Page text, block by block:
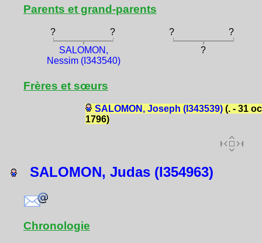
Parents et grand-parents
? ? ?
?
SALOMON,
Nessim (I343540)
?
Frères et sœurs
SALOMON, Joseph (I343539)(. - 31
1796)
SALOMON, Judas (I354963)
Chronologie